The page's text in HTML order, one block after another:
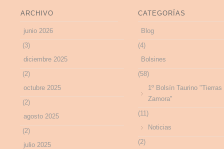
ARCHIVO
junio 2026
(3)
diciembre 2025
(2)
octubre 2025
(2)
agosto 2025
(2)
julio 2025
CATEGORÍAS
Blog
(4)
Bolsines
(58)
1º Bolsín Taurino "Tierras
Zamora"
(11)
Noticias
(2)